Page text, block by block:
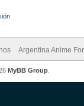
Argentina Anime
MyBB Group